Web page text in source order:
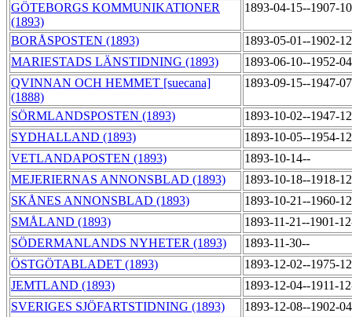
GÖTEBORGS KOMMUNIKATIONER
(1893)
1893-04-15--1907-
BORÅSPOSTEN (1893)
1893-05-01--1902-
MARIESTADS LÄNSTIDNING (1893)
1893-06-10--1952-
QVINNAN OCH HEMMET [suecana]
(1888)
1893-09-15--1947-
SÖRMLANDSPOSTEN (1893)
1893-10-02--1947-
SYDHALLAND (1893)
1893-10-05--1954-
VETLANDAPOSTEN (1893)
1893-10-14--
MEJERIERNAS ANNONSBLAD (1893)
1893-10-18--1918-
SKÅNES ANNONSBLAD (1893)
1893-10-21--1960-
SMÅLAND (1893)
1893-11-21--1901-
SÖDERMANLANDS NYHETER (1893)
1893-11-30--
ÖSTGÖTABLADET (1893)
1893-12-02--1975-
JEMTLAND (1893)
1893-12-04--1911-
SVERIGES SJÖFARTSTIDNING (1893)
1893-12-08--1902-